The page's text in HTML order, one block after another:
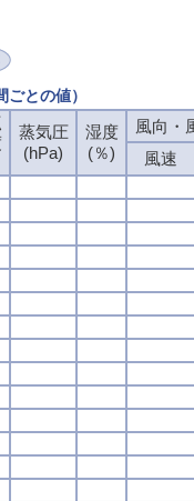
との値）
蒸気圧
(hPa)
湿度
(％)
風向・
風速